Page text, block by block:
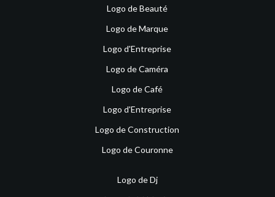
Logo de Beauté
Logo de Marque
Logo d'Entreprise
Logo de Caméra
Logo de Café
Logo d'Entreprise
Logo de Construction
Logo de Couronne
Logo de Dj